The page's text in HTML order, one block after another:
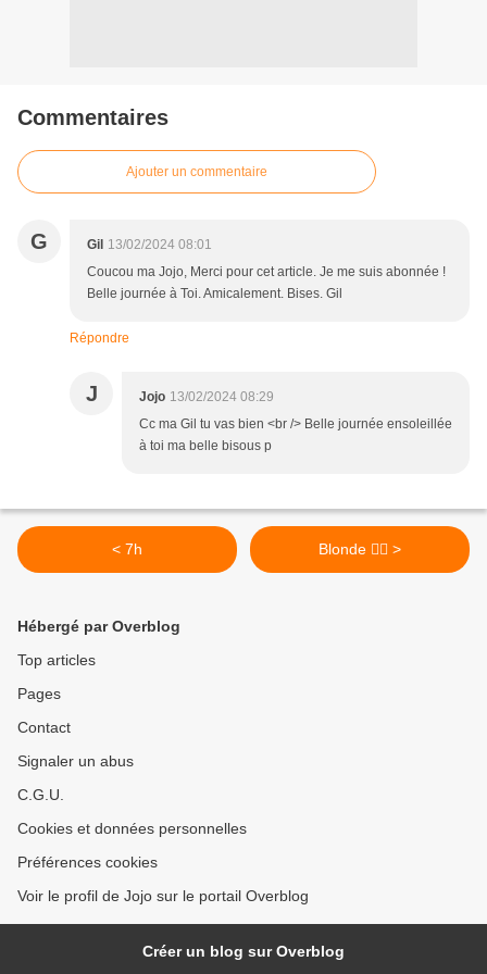
Commentaires
Ajouter un commentaire
G Gil 13/02/2024 08:01
Coucou ma Jojo, Merci pour cet article. Je me suis abonnée !
Belle journée à Toi. Amicalement. Bises. Gil
Répondre
J Jojo 13/02/2024 08:29
Cc ma Gil tu vas bien <br /> Belle journée ensoleillée
à toi ma belle bisous p
< 7h Blonde 👱‍♀️ >
Hébergé par Overblog
Top articles
Pages
Contact
Signaler un abus
C.G.U.
Cookies et données personnelles
Préférences cookies
Voir le profil de Jojo sur le portail Overblog
Créer un blog sur Overblog